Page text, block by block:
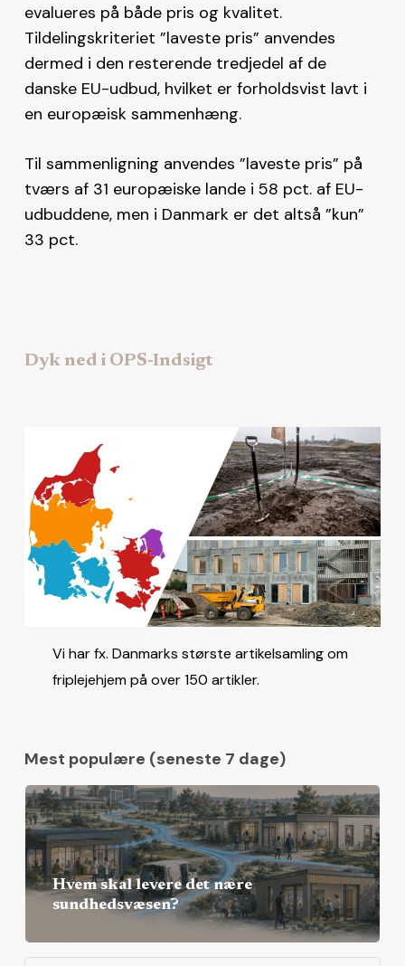
evalueres på både pris og kvalitet.
Tildelingskriteriet ”laveste pris” anvendes
dermed i den resterende tredjedel af de
danske EU-udbud, hvilket er forholdsvist lavt i
en europæisk sammenhæng.
Til sammenligning anvendes ”laveste pris” på
tværs af 31 europæiske lande i 58 pct. af EU-
udbuddene, men i Danmark er det altså ”kun”
33 pct.
Dyk ned i OPS-Indsigt
Vi har fx. Danmarks største artikelsamling om
friplejehjem på over 150 artikler.
Mest populære (seneste 7 dage)
Hvem skal levere det nære
sundhedsvæsen?